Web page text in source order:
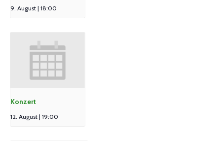
9. August | 18:00
Konzert
12. August | 19:00